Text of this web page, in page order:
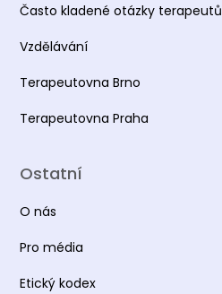
Často kladené otázky terapeutů
Vzdělávání
Terapeutovna Brno
Terapeutovna Praha
Ostatní
O nás
Pro média
Etický kodex